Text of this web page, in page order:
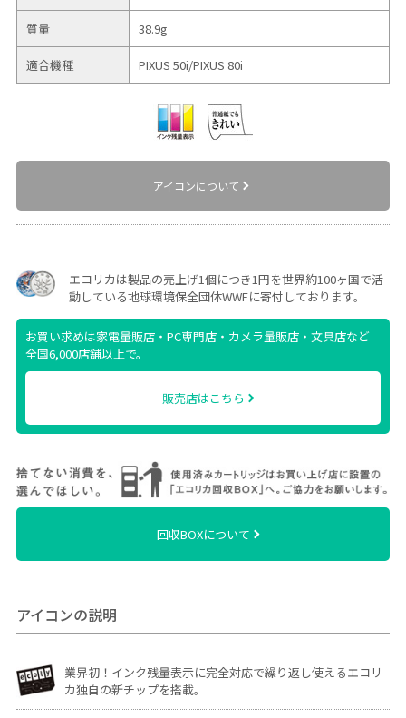
質量 38.9g
適合機種 PIXUS 50i/PIXUS 80i
アイコンについて
エコリカは製品の売上げ1個につき1円を世界約100ヶ国で活
動している地球環境保全団体WWFに寄付しております。
お買い求めは家電量販店・PC専門店・カメラ量販店・文具店など
全国6,000店舗以上で。
販売店はこちら
回収BOXについて
アイコンの説明
業界初！インク残量表示に完全対応で繰り返し使えるエコリ
カ独自の新チップを搭載。